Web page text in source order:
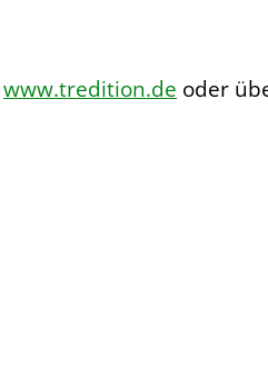
www.tredition.de oder